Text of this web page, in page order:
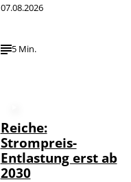
07.08.2026
5 Min.
Reiche:
Strompreis-
Entlastung erst ab
2030